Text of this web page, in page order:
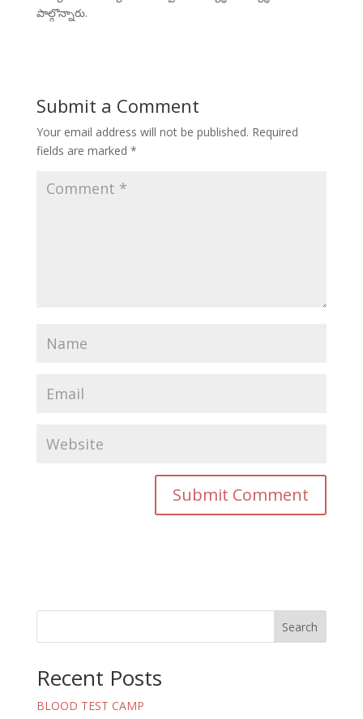
పాల్గొన్నారు.
Submit a Comment
Your email address will not be published. Required
fields are marked *
Search
Recent Posts
BLOOD TEST CAMP